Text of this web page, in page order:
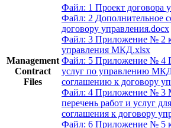
Management
Contract
Files
Файл: 1 Проект договора
Файл: 2 Дополнительное
договору управления.docx
Файл: 3 Приложение № 2
управления МКД.xlsx
Файл: 5 Приложение № 4
услуг по управлению
соглашению к договору
Файл: 4 Приложение № 3
перечень работ и услуг
соглашения к договору
Файл: 6 Приложение № 5